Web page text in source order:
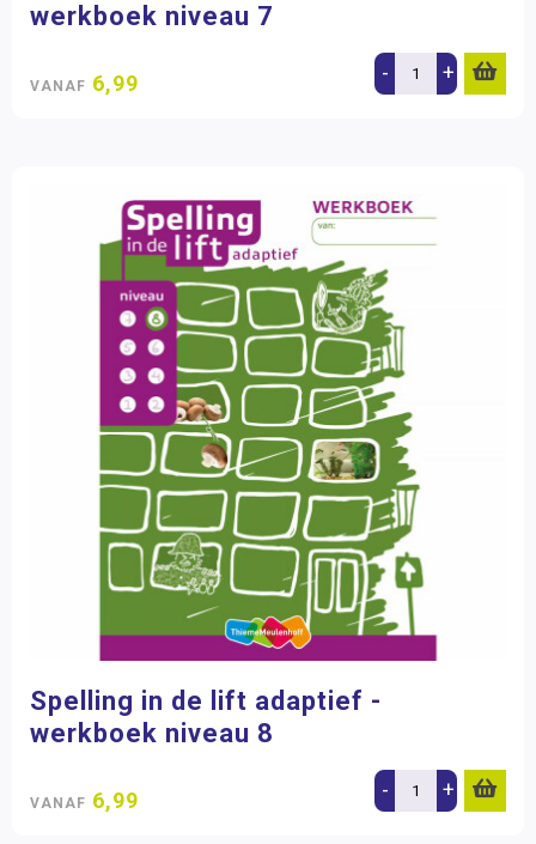
werkboek niveau 7
VANAF 6,99 - +
Spelling in de lift adaptief -
werkboek niveau 8
VANAF 6,99 - +